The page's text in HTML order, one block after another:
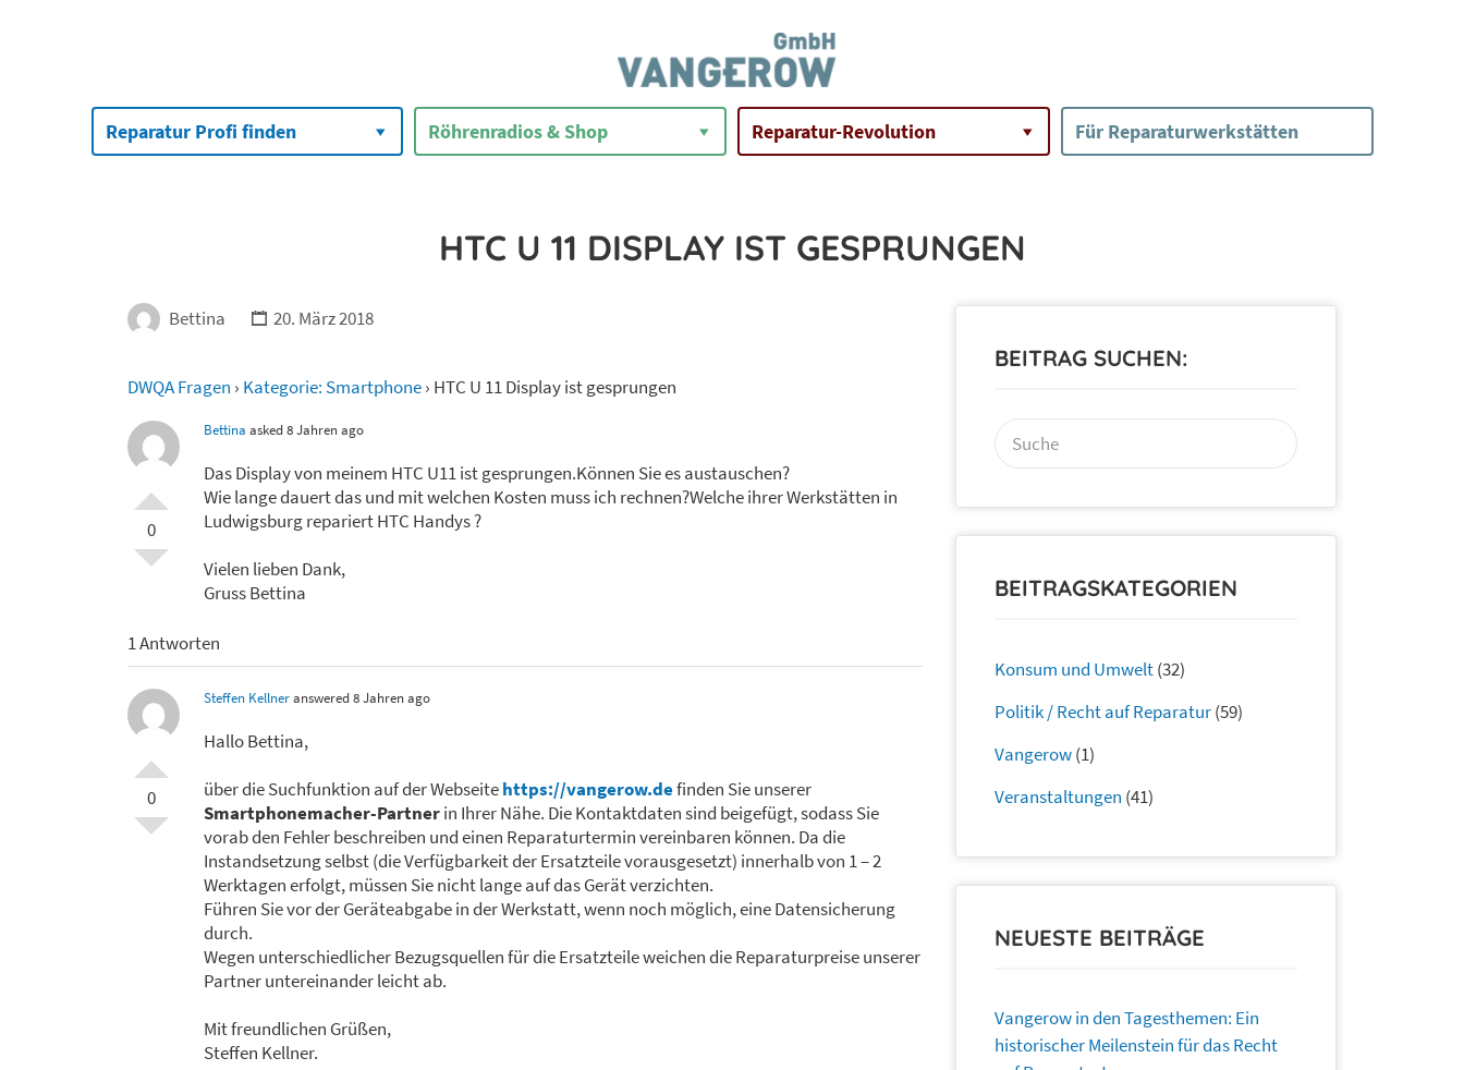
Reparatur Profi finden Röhrenradios & Shop Reparatur-Revolution Für Reparaturwerkstätten
HTC U 11 DISPLAY IST GESPRUNGEN
Bettina 20. März 2018
DWQA Fragen › Kategorie: Smartphone› HTC U 11 Display ist gesprungen
0
Bettina asked 8 Jahren ago
Das Display von meinem HTC U11 ist gesprungen.Können Sie es austauschen?
Wie lange dauert das und mit welchen Kosten muss ich rechnen?Welche ihrer Werkstätten in
Ludwigsburg repariert HTC Handys ?
Vielen lieben Dank,
Gruss Bettina
1 Antworten
0
Steffen Kellneranswered 8 Jahren ago
Hallo Bettina,
über die Suchfunktion auf der Webseitehttps://vangerow.definden Sie unserer
Smartphonemacher-Partnerin Ihrer Nähe. Die Kontaktdaten sind beigefügt, sodass Sie
vorab den Fehler beschreiben und einen Reparaturtermin vereinbaren können. Da die
Instandsetzung selbst (die Verfügbarkeit der Ersatzteile vorausgesetzt) innerhalb von 1 – 2
Werktagen erfolgt, müssen Sie nicht lange auf das Gerät verzichten.
Führen Sie vor der Geräteabgabe in der Werkstatt, wenn noch möglich, eine Datensicherung
durch.
Wegen unterschiedlicher Bezugsquellen für die Ersatzteile weichen die Reparaturpreise unserer
Partner untereinander leicht ab.
Mit freundlichen Grüßen,
Steffen Kellner.
BEITRAG SUCHEN:
Suchen
nach:
BEITRAGSKATEGORIEN
Konsum und Umwelt(32)
Politik / Recht auf Reparatur(59)
Vangerow(1)
Veranstaltungen (41)
NEUESTE BEITRÄGE
Vangerow in den Tagesthemen: Ein
historischer Meilenstein für das Recht